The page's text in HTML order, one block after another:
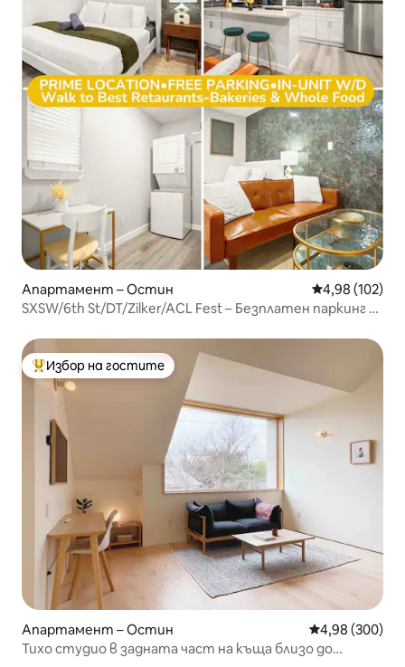
Апартамент – Остин Средна
4,98 (102)
SXSW/6th St/DT/Zilker/ACL Fest – Безплатен паркинг –
Най-популярен избор на гостите
Избор на гостите
Апартамент – Остин Средна
4,98 (300)
Тихо студио в задната част на къща близо до